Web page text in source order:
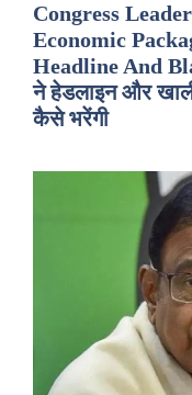
Congress
Economic
Headline And
ने हेडलाइन और
कैसे भरेंगी